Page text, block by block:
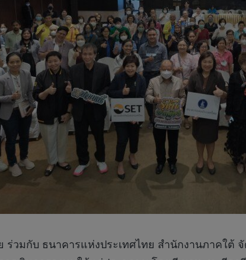
ร่วมกับ ธนาคารแห่งประเทศไทย สำนักงานภาคใต้